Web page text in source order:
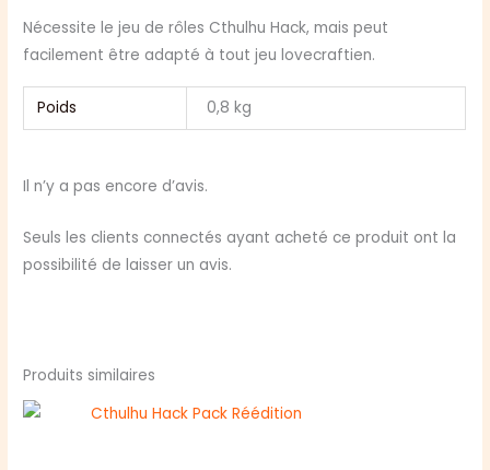
Nécessite le jeu de rôles Cthulhu Hack, mais peut
facilement être adapté à tout jeu lovecraftien.
Poids 0,8 kg
Il n’y a pas encore d’avis.
Seuls les clients connectés ayant acheté ce produit ont la
possibilité de laisser un avis.
Produits similaires